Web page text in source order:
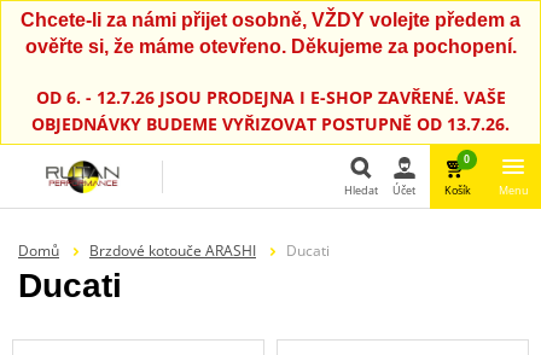
Chcete-li za námi přijet osobně, VŽDY volejte předem a
ověřte si, že máme otevřeno. Děkujeme za pochopení.
OD 6. - 12.7.26 JSOU PRODEJNA I E-SHOP ZAVŘENÉ. VAŠE
OBJEDNÁVKY BUDEME VYŘIZOVAT POSTUPNĚ OD 13.7.26.
Hledat Účet
0
Košík Menu
Domů Brzdové kotouče ARASHI Ducati
Ducati